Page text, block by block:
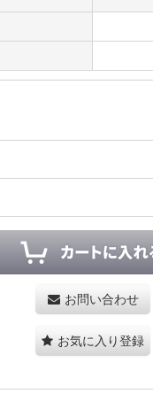
お問い合わせ
お気に入り登録